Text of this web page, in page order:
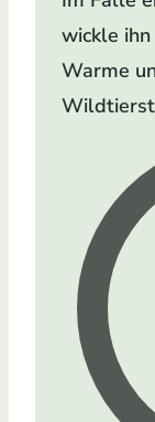
wickle
Warme